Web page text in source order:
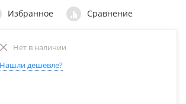
Избранное Сравнение
Нет в наличии
Нашли дешевле?